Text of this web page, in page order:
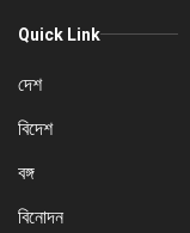
Quick Link
দেশ
বিদেশ
বঙ্গ
বিনোদন